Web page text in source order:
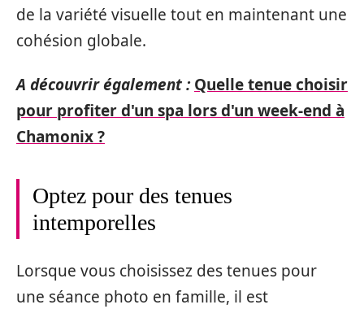
de la variété visuelle tout en maintenant une
cohésion globale.
A découvrir également : Quelle tenue choisir
pour profiter d'un spa lors d'un week-end à
Chamonix ?
Optez pour des tenues
intemporelles
Lorsque vous choisissez des tenues pour
une séance photo en famille, il est